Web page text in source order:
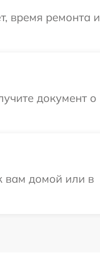
время ремонта и
документ о
вам домой или в